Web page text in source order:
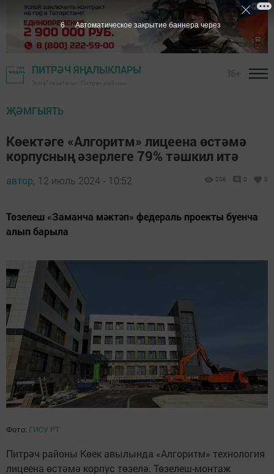
ПИТРӘЧ ЯҢАЛЫКЛАРЫ
ҖӘМГЫЯТЬ
Көектәге «Алгоритм» лицеена өстәмә
корпусның әзерлеге 79% тәшкил итә
автор, 12 июль 2024 - 10:52 206 0 0
Төзелеш «Заманча мәктәп» федераль проекты буенча
алып барыла
Фото: ГИСУ РТ
Питрәч районы Көек авылында «Алгоритм» технология
лицеена өстәмә корпус төзелә. Төзелеш-монтаж
5 Автоматическое закрытие баннера через